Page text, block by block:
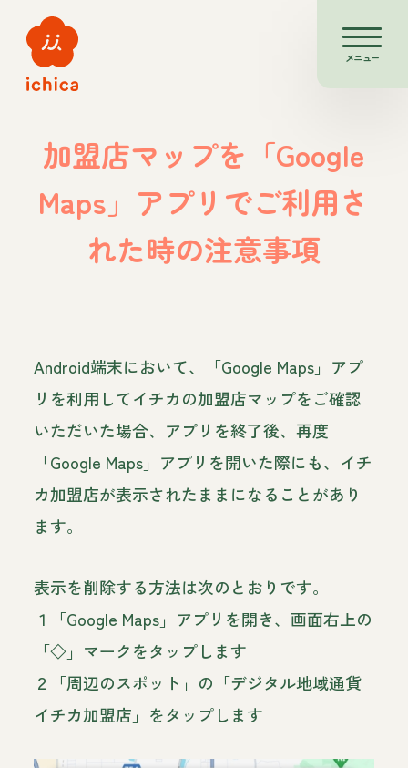
メニュー
加盟店マップを「Google
Maps」アプリでご利用さ
れた時の注意事項
Android端末において、「Google Maps」アプ
リを利用してイチカの加盟店マップをご確認
いただいた場合、アプリを終了後、再度
「Google Maps」アプリを開いた際にも、イチ
カ加盟店が表示されたままになることがあり
ます。
表示を削除する方法は次のとおりです。
１「Google Maps」アプリを開き、画面右上の
「◇」マークをタップします
２「周辺のスポット」の「デジタル地域通貨
イチカ加盟店」をタップします